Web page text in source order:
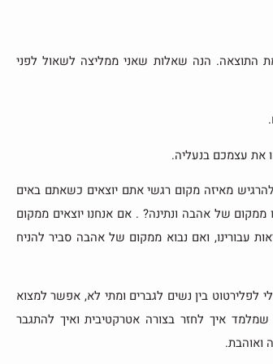
התוצאה. הנה שאלות שאני ממליצה לשאול לפני
את עצמכם בנעליה.
מאיזה מקום רגשי אתם יוצאים כשאתם באים
של אהבה ונתינה? . אם אנחנו יוצאים ממקום
עבורינו, ואם נבוא ממקום של אהבה סביר להניח
לפלירטוט בין נשים לגברים ומתי לא, אפשר למצוא
שמלמד איך לחזר בצורה אטרקטיבית ואיך להתגבר
ואוהבת.